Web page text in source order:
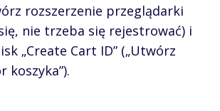
rozszerzenie przeglądarki
nie trzeba się rejestrować) i
„Create Cart ID” („Utwórz
koszyka”).